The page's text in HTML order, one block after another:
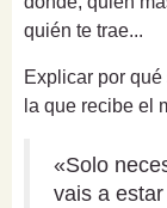
quién te trae...
Explicar por
la que recibe el
«Solo
vais a